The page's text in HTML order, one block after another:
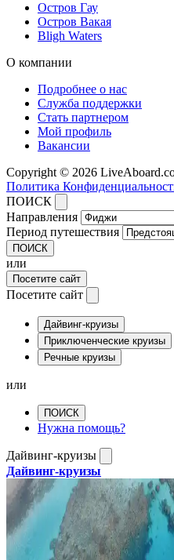
Остров Гау
Остров Вакая
Bligh Waters
О компании
Подробнее о нас
Служба поддержки
Стать партнером
Мой профиль
Вакансии
Copyright © 2026
Политика
ПОИСК
Направления
Период путешествия
ПОИСК
или
Посетите сайт
Посетите сайт
Дайвинг-круизы
Приключенческие круизы
Речные круизы
или
ПОИСК
Нужна помощь?
Дайвинг-круизы
Дайвинг-круизы